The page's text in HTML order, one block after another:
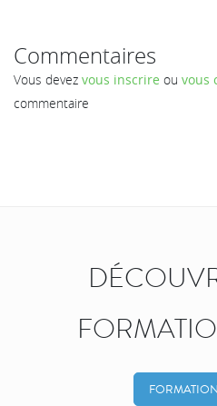
Commentaires
Vous devez vous inscrire ou vous
commentaire